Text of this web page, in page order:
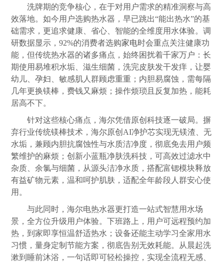
洗牌期的竞争核心，在于对用户需求的精准洞察与高
效落地。如今用户选购热水器，早已跳出“能出热水”的基
础需求，更追求健康、省心、智能的全维度用水体验。调
研数据显示，92%的消费者选购家电时会重点关注健康功
能，但传统热水器的诸多痛点，始终困扰着千家万户：长
期使用易堆积水垢、滋生细菌，洗完皮肤发干发痒，让婴
幼儿、孕妇、敏感肌人群顾虑重重；内胆易腐蚀，需每隔
几年更换镁棒，费钱又麻烦；操作烦琐且反复加热，能耗
居高不下。
针对这些核心痛点，海尔凭借原创科技逐一破局。摒
弃行业传统镁棒技术，海尔原创AI净护芯实现无镁渣、无
水垢，兼顾内胆抗腐蚀性与水质洁净度，彻底免去用户频
繁维护的麻烦；创新小蓝瓶净肤洗科技，可高效过滤水中
杂质、余氯与细菌，从源头洁净水质，搭配富锶模块释放
有益矿物元素，温和呵护肌肤，适配全年龄段人群安心使
用。
与此同时，海尔电热水器更打造一站式智慧用水场
景，全方位升级用户体验。下班路上，用户可远程预约加
热，到家即享恒温舒适热水；设备还能主动学习全家用水
习惯，量身定制节能方案，彻底告别无效耗能。从晨起洗
漱到睡前沐浴，一句话即可轻松操控，实现全流程无感、